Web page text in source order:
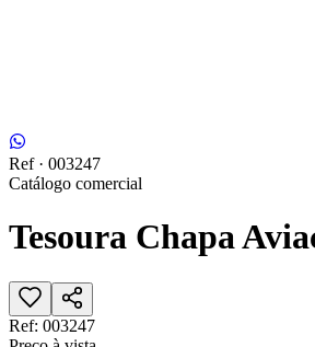
Ref · 003247
Catálogo comercial
Tesoura Chapa
Ref: 003247